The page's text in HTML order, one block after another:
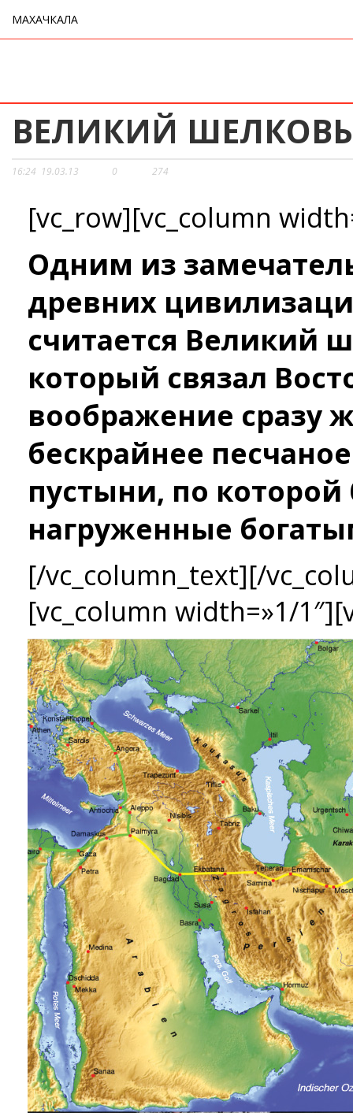
МАХАЧКАЛА
ВЕЛИКИЙ
16:24 19.03.13 0 274
[vc_row][vc_column
Одним из
древних
считается Великий
который связал
воображение сразу
бескрайнее
пустыни, по
нагруженные
[/vc_column_text][/
[vc_column width=»1/